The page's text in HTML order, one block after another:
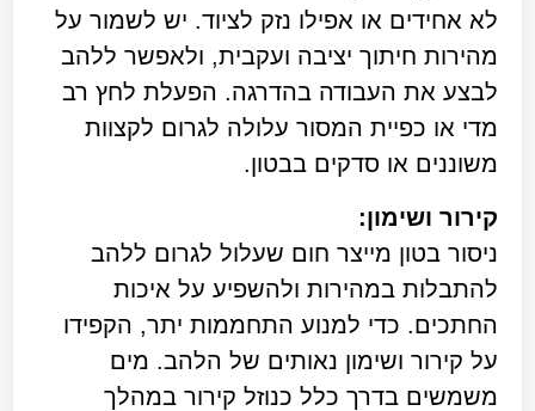
לא אחידים או אפילו נזק לציוד. יש לשמור על
מהירות חיתוך יציבה ועקבית, ולאפשר ללהב
לבצע את העבודה בהדרגה. הפעלת לחץ רב
מדי או כפיית המסור עלולה לגרום לקצוות
משוננים או סדקים בבטון.
קירור ושימון:
ניסור בטון מייצר חום שעלול לגרום ללהב
להתבלות במהירות ולהשפיע על איכות
החתכים. כדי למנוע התחממות יתר, הקפידו
על קירור ושימון נאותים של הלהב. מים
משמשים בדרך כלל כנוזל קירור במהלך